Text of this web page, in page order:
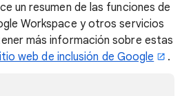
un resumen de las funciones de
Workspace y otros servicios
más información sobre estas
web de inclusión de Google .